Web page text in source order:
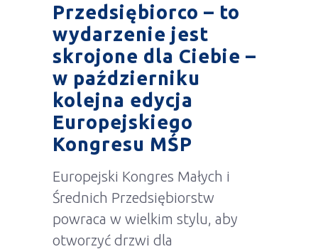
Przedsiębiorco – to
wydarzenie jest
skrojone dla Ciebie –
w październiku
kolejna edycja
Europejskiego
Kongresu MŚP
Europejski Kongres Małych i
Średnich Przedsiębiorstw
powraca w wielkim stylu, aby
otworzyć drzwi dla